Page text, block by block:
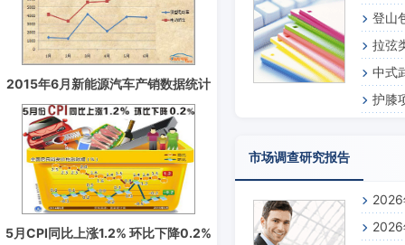
2015年6月新能源汽车产销数据统计
分析
5月CPI同比上涨1.2% 环比下降0.2%
登山
拉弦
中式
护膝
市场调查研究报告
2026
2026